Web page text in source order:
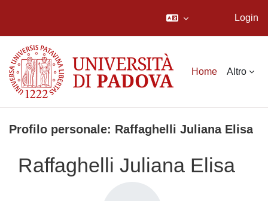
Login
Home Altro
Profilo personale: Raffaghelli Juliana Elisa
Raffaghelli Juliana Elisa